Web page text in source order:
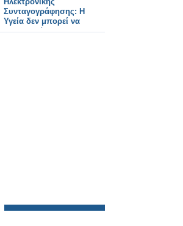
Συνταγογράφησης: Η
Υγεία δεν μπορεί να
λειτουργεί με…